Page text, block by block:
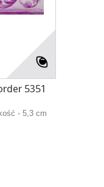
5351
- 5,3 cm